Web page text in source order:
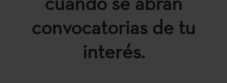
convocatorias de tu
interés.